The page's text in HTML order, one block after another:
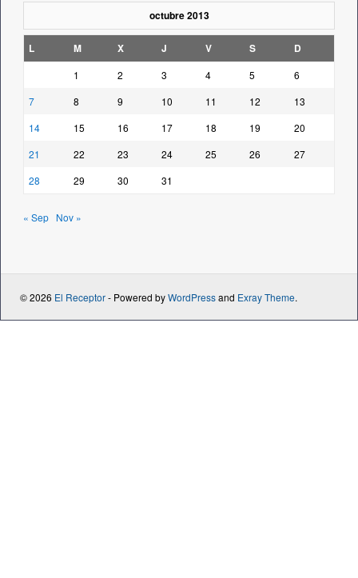
octubre 2013
L M X J V S D
1 2 3 4 5
6
7
8 9 10 11 12
13
14
15 16 17 18 19
20
21
22 23 24 25 26
27
28
29 30 31
« Sep Nov »
© 2026 El Receptor- Powered byWordPressand Exray Theme.